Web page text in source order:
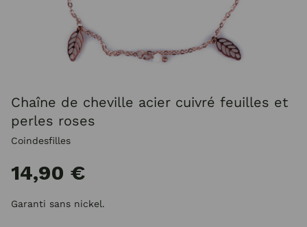
Chaîne de cheville acier cuivré feuilles et
perles roses
Coindesfilles
14,90 €
Garanti sans nickel.